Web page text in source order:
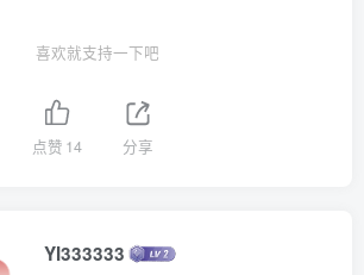
喜欢就支持一下吧
点赞 14 分享
YI333333